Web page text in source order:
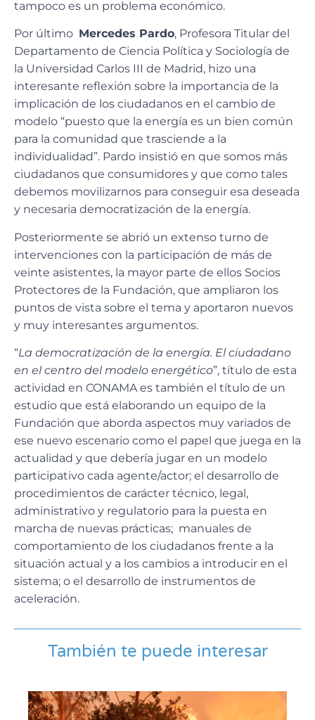
tampoco es un problema económico.
Por último Mercedes Pardo, Profesora Titular del
Departamento de Ciencia Política y Sociología de
la Universidad Carlos III de Madrid, hizo una
interesante reflexión sobre la importancia de la
implicación de los ciudadanos en el cambio de
modelo “puesto que la energía es un bien común
para la comunidad que trasciende a la
individualidad”. Pardo insistió en que somos más
ciudadanos que consumidores y que como tales
debemos movilizarnos para conseguir esa deseada
y necesaria democratización de la energía.
Posteriormente se abrió un extenso turno de
intervenciones con la participación de más de
veinte asistentes, la mayor parte de ellos Socios
Protectores de la Fundación, que ampliaron los
puntos de vista sobre el tema y aportaron nuevos
y muy interesantes argumentos.
“La democratización de la energía. El ciudadano
en el centro del modelo energético”, título de esta
actividad en CONAMA es también el título de un
estudio que está elaborando un equipo de la
Fundación que aborda aspectos muy variados de
ese nuevo escenario como el papel que juega en la
actualidad y que debería jugar en un modelo
participativo cada agente/actor; el desarrollo de
procedimientos de carácter técnico, legal,
administrativo y regulatorio para la puesta en
marcha de nuevas prácticas; manuales de
comportamiento de los ciudadanos frente a la
situación actual y a los cambios a introducir en el
sistema; o el desarrollo de instrumentos de
aceleración.
También te puede interesar